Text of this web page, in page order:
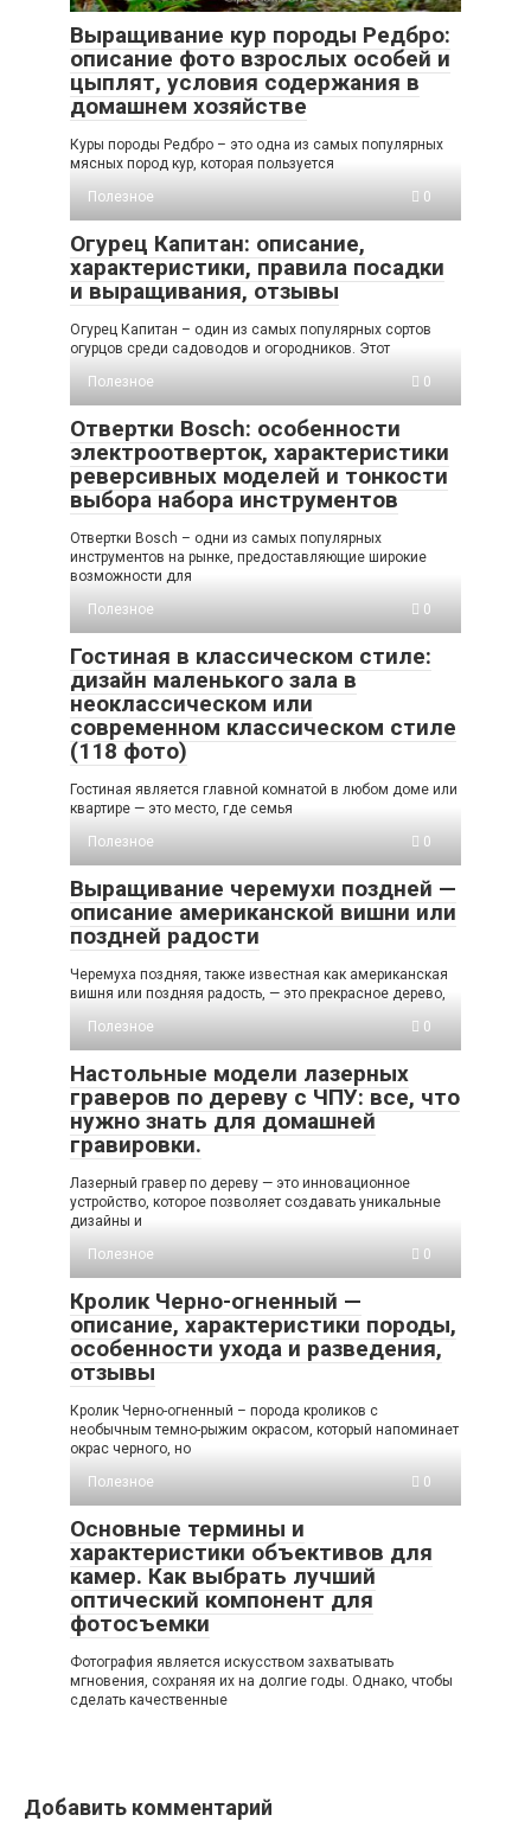
Выращивание кур породы Редбро:
описание фото взрослых особей и
цыплят, условия содержания в
домашнем хозяйстве
Куры породы Редбро – это одна из самых популярных
мясных пород кур, которая пользуется
Полезное
0
Огурец Капитан: описание,
характеристики, правила посадки
и выращивания, отзывы
Огурец Капитан – один из самых популярных сортов
огурцов среди садоводов и огородников. Этот
Полезное
0
Отвертки Bosch: особенности
электроотверток, характеристики
реверсивных моделей и тонкости
выбора набора инструментов
Отвертки Bosch – одни из самых популярных
инструментов на рынке, предоставляющие широкие
возможности для
Полезное
0
Гостиная в классическом стиле:
дизайн маленького зала в
неоклассическом или
современном классическом стиле
(118 фото)
Гостиная является главной комнатой в любом доме или
квартире — это место, где семья
Полезное
0
Выращивание черемухи поздней —
описание американской вишни или
поздней радости
Черемуха поздняя, также известная как американская
вишня или поздняя радость, — это прекрасное дерево,
Полезное
0
Настольные модели лазерных
граверов по дереву с ЧПУ: все, что
нужно знать для домашней
гравировки.
Лазерный гравер по дереву — это инновационное
устройство, которое позволяет создавать уникальные
дизайны и
Полезное
0
Кролик Черно-огненный —
описание, характеристики породы,
особенности ухода и разведения,
отзывы
Кролик Черно-огненный – порода кроликов с
необычным темно-рыжим окрасом, который напоминает
окрас черного, но
Полезное
0
Основные термины и
характеристики объективов для
камер. Как выбрать лучший
оптический компонент для
фотосъемки
Фотография является искусством захватывать
мгновения, сохраняя их на долгие годы. Однако, чтобы
сделать качественные
Добавить комментарий